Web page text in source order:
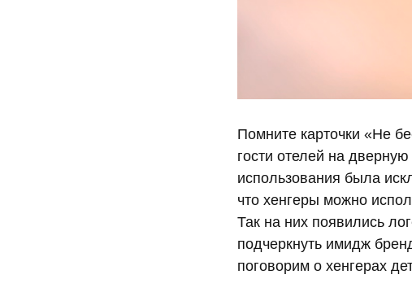
Помните карточки «Не
гости отелей на
использования была
что хенгеры можно
Так на них появились
подчеркнуть имидж
поговорим о хенгерах